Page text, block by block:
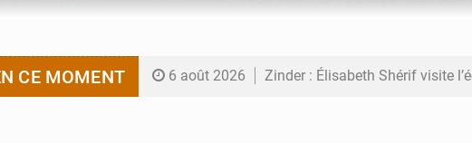
CE MOMENT 6 août 2026 Zinder : Élisabeth Shérif visite